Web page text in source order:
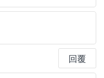
回覆